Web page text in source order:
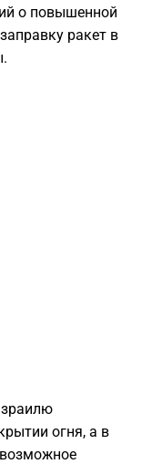
о повышенной
ракет в
огня, а в